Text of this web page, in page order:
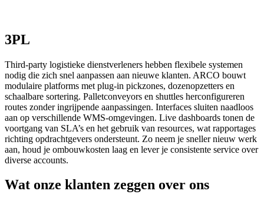
3PL
Third-party logistieke dienstverleners hebben flexibele systemen
nodig die zich snel aanpassen aan nieuwe klanten. ARCO bouwt
modulaire platforms met plug-in pickzones, dozenopzetters en
schaalbare sortering. Palletconveyors en shuttles herconfigureren
routes zonder ingrijpende aanpassingen. Interfaces sluiten naadloos
aan op verschillende WMS-omgevingen. Live dashboards tonen de
voortgang van SLA’s en het gebruik van resources, wat rapportages
richting opdrachtgevers ondersteunt. Zo neem je sneller nieuw werk
aan, houd je ombouwkosten laag en lever je consistente service over
diverse accounts.
Wat onze klanten zeggen over ons